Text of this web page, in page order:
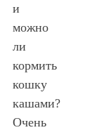
и
можно
ли
кормить
кошку
кашами?
Очень